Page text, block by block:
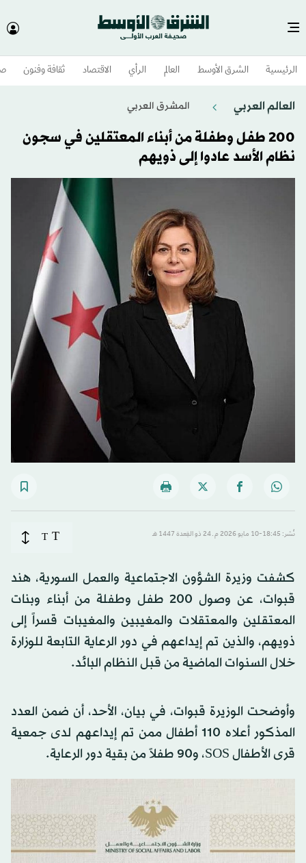
الرئيسية الشرق الأوسط​ العالم الرأي الاقتصاد ثقافة وفنون
العالم العربي المشرق العربي
200 طفل وطفلة من أبناء المعتقلين في سجون
نظام الأسد عادوا إلى ذويهم
نُشر: 18:45-10 مايو 2026 م ـ 24 ذو القِعدة 1447 هـ T
T
كشفت وزيرة الشؤون الاجتماعية والعمل السورية، هند
قبوات، عن وصول 200 طفل وطفلة من أبناء وبنات
المعتقلين والمعتقلات والمغيبين والمغيبات قسراً إلى
ذويهم، والذين تم إيداعهم في دور الرعاية التابعة للوزارة
خلال السنوات الماضية من قبل النظام البائد.
وأوضحت الوزيرة قبوات، في بيان، الأحد، أن ضمن العدد
المذكور أعلاه 110 أطفال ممن تم إيداعهم لدى جمعية
قرى الأطفال SOS، و90 طفلاً من بقية دور الرعاية.